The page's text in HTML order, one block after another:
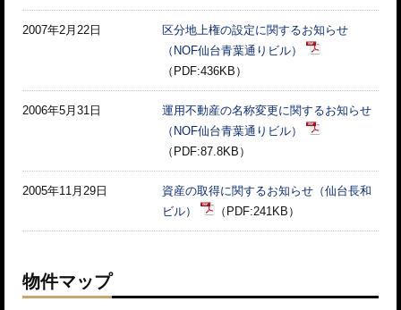
2007年2月22日
区分地上権の設定に関するお知らせ
（NOF仙台青葉通りビル）
（PDF:436KB）
2006年5月31日
運用不動産の名称変更に関するお知らせ
（NOF仙台青葉通りビル）
（PDF:87.8KB）
2005年11月29日
資産の取得に関するお知らせ（仙台長和
ビル）
（PDF:241KB）
物件マップ